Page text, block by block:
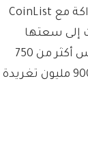
بيانات الذكاء الاصطناعي الفرعية الخاصة بها على Bittensor، بالشراكة مع CoinList
وصلت إلى سعتها
الكاملة البالغة 256 منجمًا في الأسبوع الأول من التشغيل حيث تنافس أكثر من 750
منجمًا على فتحات شبكة الاختبار، مما زاد من قدرة Masa على تقديم 900 مليون تغريدة